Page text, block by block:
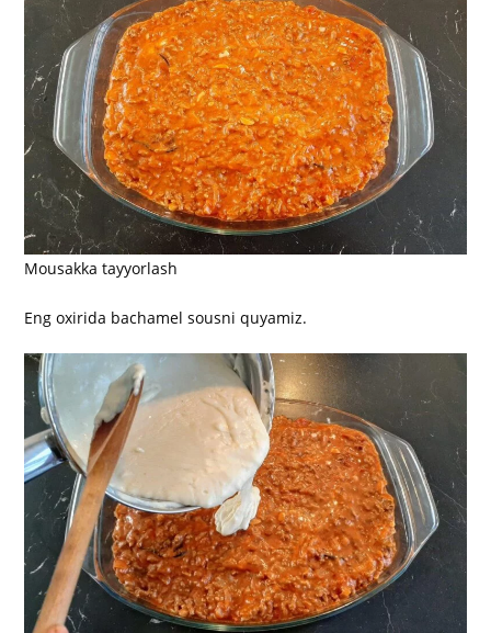
Mousakka tayyorlash
Eng oxirida bachamel sousni quyamiz.